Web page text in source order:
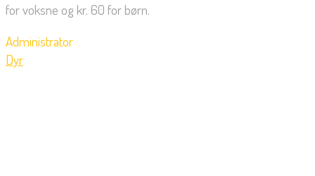
for voksne og kr. 60 for børn.
Administrator
Dyr